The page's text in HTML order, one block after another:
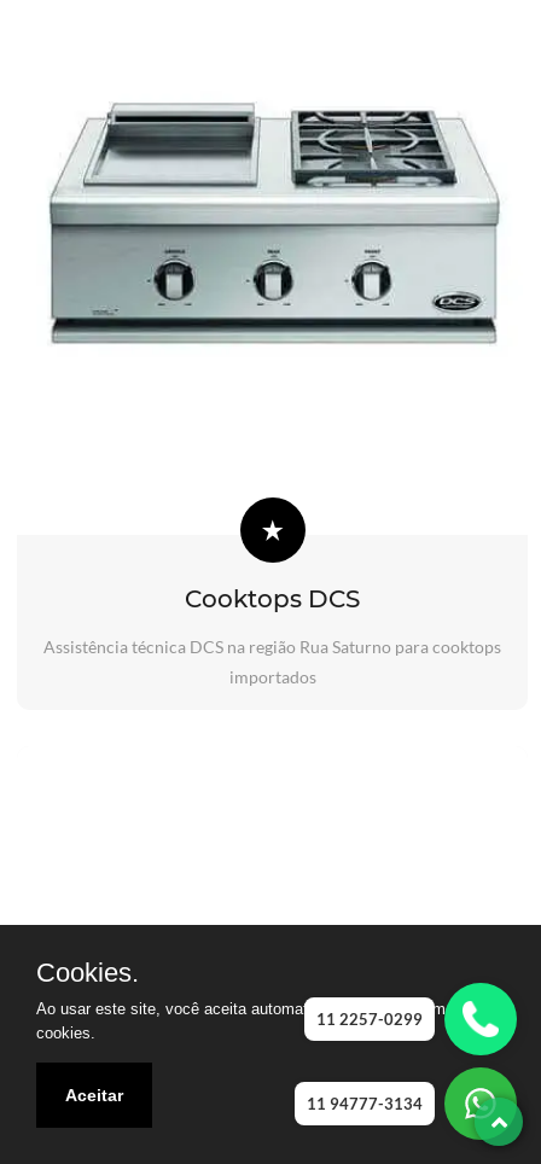
Cooktops DCS
Assistência técnica DCS na região Rua Saturno para cooktops
importados
11 2257-0299
11 94777-3134
Cookies.
Ao usar este site, você aceita automaticamente que usamos
cookies.
Aceitar